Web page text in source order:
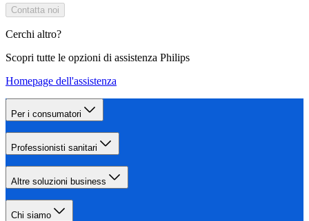
Contatta noi
Cerchi altro?
Scopri tutte le opzioni di assistenza Philips
Homepage dell'assistenza
Per i consumatori
Professionisti sanitari
Altre soluzioni business
Chi siamo